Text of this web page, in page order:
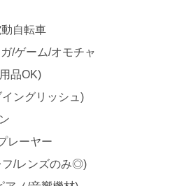
動自転車
/ゲーム/オモチャ
品OK)
イングリッシュ)
レーヤー
フ/レンズのみ◎)